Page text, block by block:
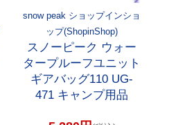
snow peak ショップインショ
ップ(ShopinShop)
スノーピーク ウォー
タープルーフユニット
ギアバッグ110 UG-
471 キャンプ用品